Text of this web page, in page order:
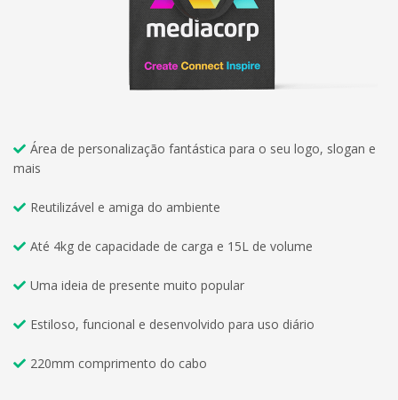
Área de personalização fantástica para o seu logo, slogan e
mais
Reutilizável e amiga do ambiente
Até 4kg de capacidade de carga e 15L de volume
Uma ideia de presente muito popular
Estiloso, funcional e desenvolvido para uso diário
220mm comprimento do cabo